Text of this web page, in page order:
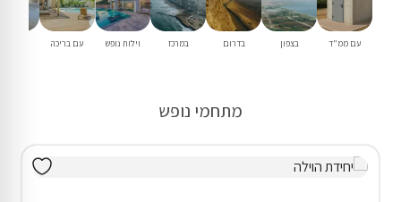
עם ממ"ד בצפון בדרום במרכז וילות נופש עם בריכה
מתחמי נופש